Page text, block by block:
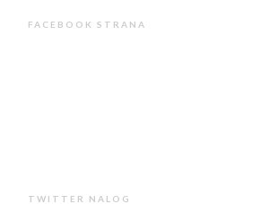
FACEBOOK STRANA
TWITTER NALOG